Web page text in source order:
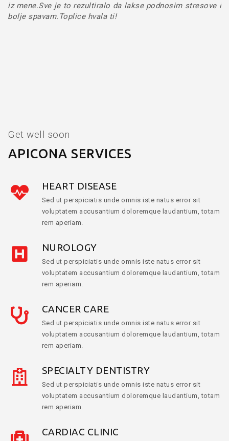
iz mene.Sve je to rezultiralo da lakse podnosim stresove i
bolje spavam.Toplice hvala ti!
Get well soon
APICONA SERVICES
HEART DISEASE
Sed ut perspiciatis unde omnis iste natus error sit
voluptatem accusantium doloremque laudantium, totam
rem aperiam.
NUROLOGY
Sed ut perspiciatis unde omnis iste natus error sit
voluptatem accusantium doloremque laudantium, totam
rem aperiam.
CANCER CARE
Sed ut perspiciatis unde omnis iste natus error sit
voluptatem accusantium doloremque laudantium, totam
rem aperiam.
SPECIALTY DENTISTRY
Sed ut perspiciatis unde omnis iste natus error sit
voluptatem accusantium doloremque laudantium, totam
rem aperiam.
CARDIAC CLINIC